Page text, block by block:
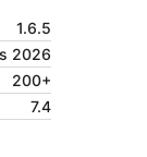
1.6.5
2026
200+
7.4